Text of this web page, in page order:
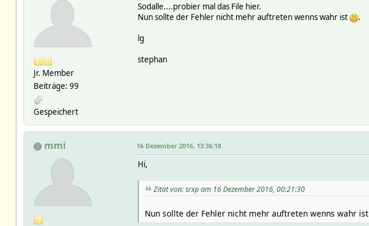
Jr. Member
Beiträge: 99
Gespeichert
Sodalle....probier mal das File hier.
Nun sollte der Fehler nicht mehr auftreten wenns wahr ist
.
lg
stephan
mmi 16 Dezember 2016, 13:36:18
Hi,
Zitat von: srxp am 16 Dezember 2016, 00:21:30
Nun sollte der Fehler nicht mehr auftreten wenns wahr ist